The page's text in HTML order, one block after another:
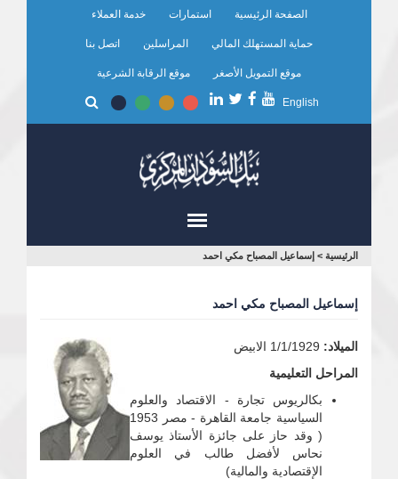
الصفحة الرئيسية استمارات خدمة العملاء
حماية المستهلك المالي المراسلين اتصل بنا
موقع التمويل الأصغر موقع الرقابة الشرعية
English
أنت
هنا
الرئيسية > إسماعيل المصباح مكي احمد
إسماعيل المصباح مكي احمد
الميلاد:
المراحل التعليمية
بكالريوس تجارة - الاقتصاد والعلوم
السياسية جامعة القاهرة - مصر 1953
( وقد حاز على جائزة الأستاذ يوسف
نحاس لأفضل طالب في العلوم
الإقتصادية والمالية)